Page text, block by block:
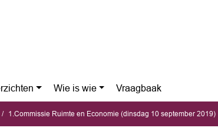
Wie is wie Vraagbaak
1.Commissie Ruimte en Economie (dinsdag 10 september 2019)